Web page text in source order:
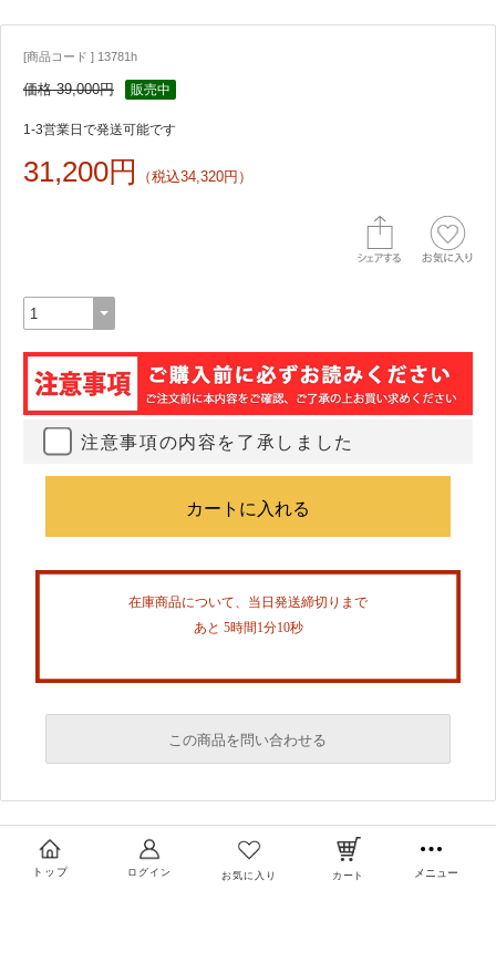
[商品コード ] 13781h
価格 39,000円 販売中
1-3営業日で発送可能です
31,200円 （税込34,320円）
注意事項の内容を了承しました
在庫商品について、当日発送締切りまで
あと 5時間1分9秒
この商品を問い合わせる
トップ ログイン お気に入り カート メニュー